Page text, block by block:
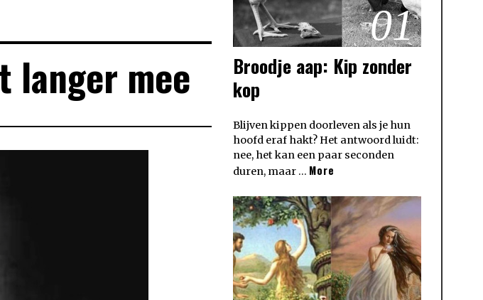
langer mee
01
Broodje aap: Kip zonder
kop
Blijven kippen doorleven als je hun
hoofd eraf hakt? Het antwoord luidt:
nee, het kan een paar seconden
duren, maar … More